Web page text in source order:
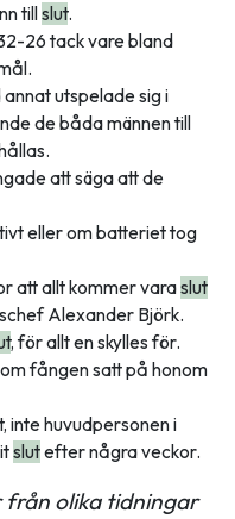
till slut.
26 tack vare bland
utspelade sig i
de båda männen till
att säga att de
eller om batteriet tog
att allt kommer varaslut
Alexander Björk.
, för allt en skylles för.
fången satt på honom
inte huvudpersonen i
slutefter några veckor.
från olika tidningar